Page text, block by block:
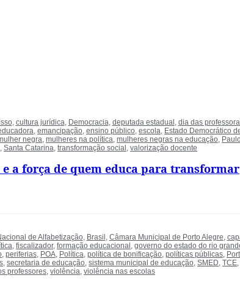
, cultura jurídica, Democracia, deputada estadual , dia das
, emancipação, ensino público, escola, Estado Democrático
negra, mulheres na política, mulheres negras na educação,
, Santa Catarina, transformação social , valorização docente
e a força de quem educa para transformar
de Alfabetização, Brasil , Câmara Municipal de Porto Alegre,
, fiscalizador, formação educacional , governo do estado do rio
, periferias, POA, Política, política de bonificação, políticas públicas,
, secretaria de educação, sistema municipal de educação, SMED, TCE,
professores, violência, violência nas escolas